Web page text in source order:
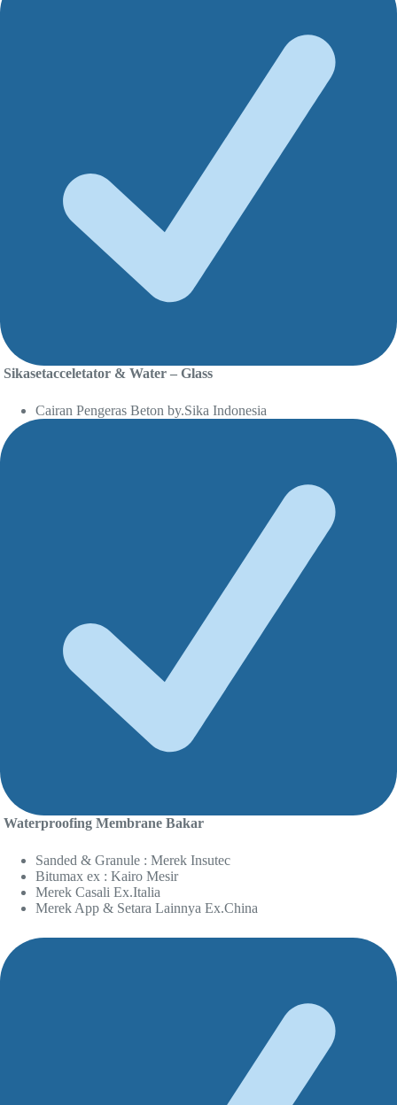
Sikasetacceletator & Water – Glass
Cairan Pengeras Beton by.Sika Indonesia
Waterproofing Membrane Bakar
Sanded & Granule : Merek Insutec
Bitumax ex : Kairo Mesir
Merek Casali Ex.Italia
Merek App & Setara Lainnya Ex.China